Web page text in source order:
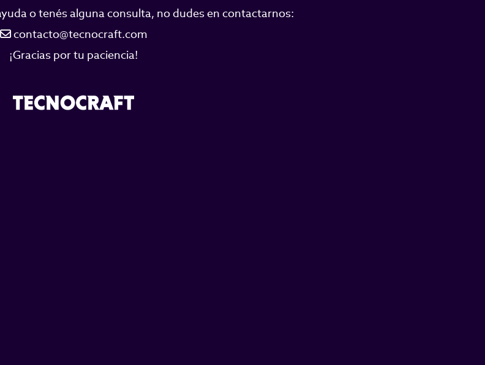
o tenés alguna consulta, no dudes en contactarnos:
contacto@tecnocraft.com
¡Gracias por tu paciencia!